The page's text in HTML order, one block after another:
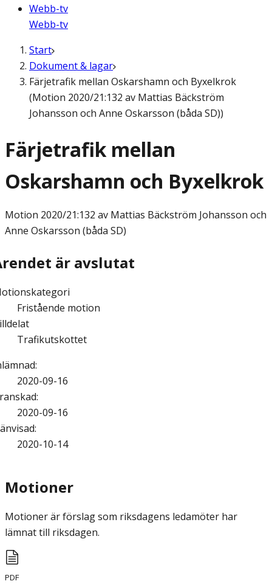
Webb-tv
Webb-tv
Start
Dokument & lagar
Färjetrafik mellan Oskarshamn och Byxelkrok
(Motion 2020/21:132 av Mattias Bäckström
Johansson och Anne Oskarsson (båda SD))
Färjetrafik mellan
Oskarshamn och Byxelkrok
Motion 2020/21:132 av Mattias Bäckström Johansson och
Anne Oskarsson (båda SD)
är avslutat
Fristående motion
Trafikutskottet
:
2020-09-16
:
2020-09-16
:
2020-10-14
Motioner
Motioner är förslag som riksdagens ledamöter har
lämnat till riksdagen.
PDF